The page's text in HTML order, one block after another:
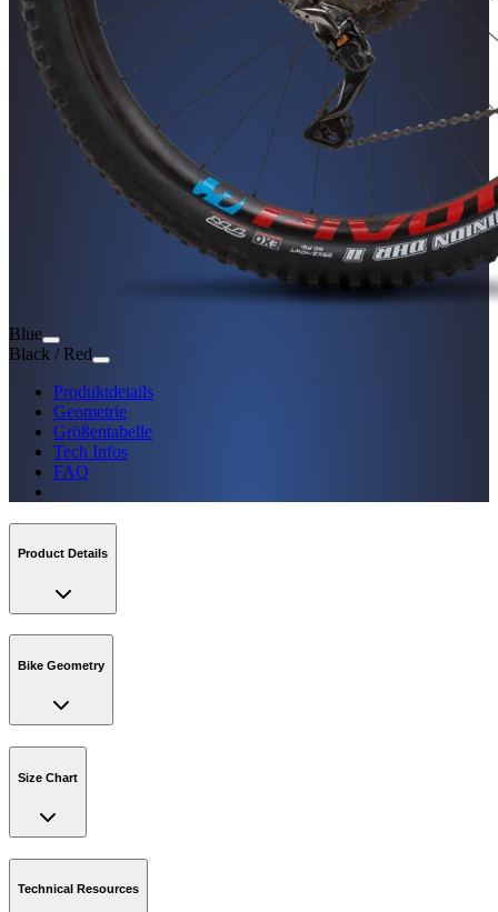
Blue
Black / Red
Produktdetails
Geometrie
Größentabelle
Tech Infos
FAQ
Product Details
Bike Geometry
Size Chart
Technical Resources